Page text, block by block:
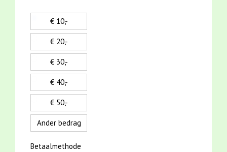
€ 10,-
€ 20,-
€ 30,-
€ 40,-
€ 50,-
Ander bedrag
Betaalmethode